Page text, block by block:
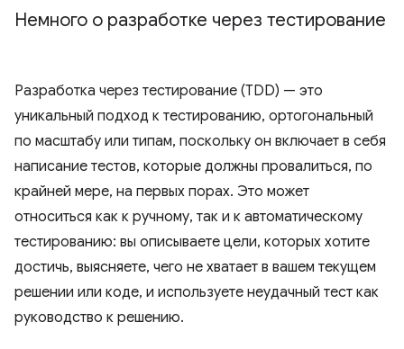
Немного о разработке через тестирование
Разработка через тестирование (TDD) — это
уникальный подход к тестированию, ортогональный
по масштабу или типам, поскольку он включает в себя
написание тестов, которые должны провалиться, по
крайней мере, на первых порах. Это может
относиться как к ручному, так и к автоматическому
тестированию: вы описываете цели, которых хотите
достичь, выясняете, чего не хватает в вашем текущем
решении или коде, и используете неудачный тест как
руководство к решению.